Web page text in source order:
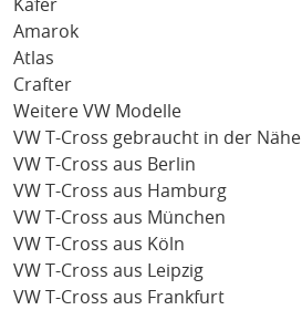
Käfer
Amarok
Atlas
Crafter
Weitere VW Modelle
VW T-Cross gebraucht in der Nähe
VW T-Cross aus Berlin
VW T-Cross aus Hamburg
VW T-Cross aus München
VW T-Cross aus Köln
VW T-Cross aus Leipzig
VW T-Cross aus Frankfurt